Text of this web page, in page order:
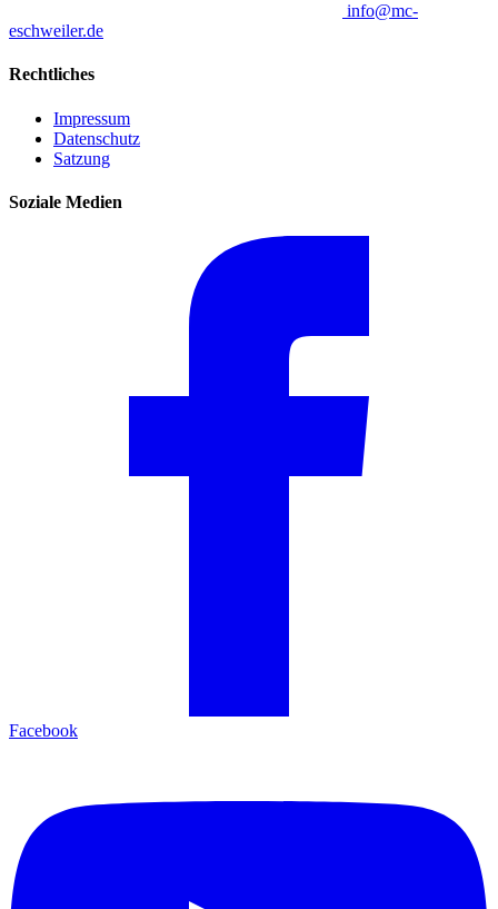
info@mc-
eschweiler.de
Rechtliches
Impressum
Datenschutz
Satzung
Soziale Medien
Facebook